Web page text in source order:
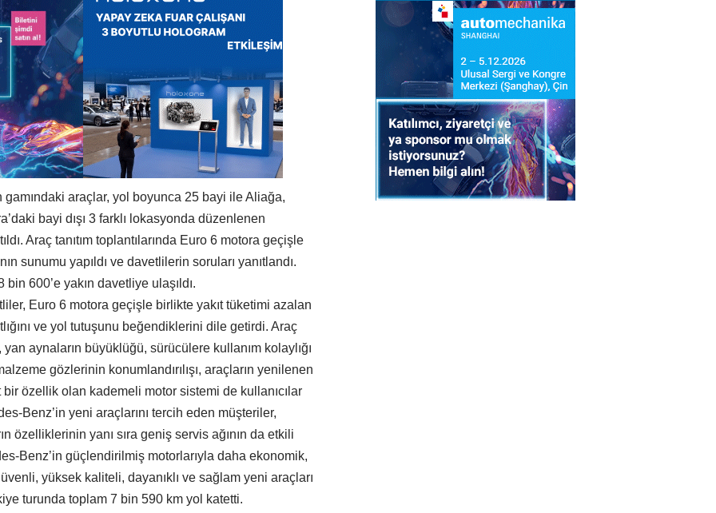
gamındaki araçlar, yol boyunca 25 bayi ile Aliağa,
bayi dışı 3 farklı lokasyonda düzenlenen
Araç tanıtım toplantılarında Euro 6 motora geçişle
sunumu yapıldı ve davetlilerin soruları yanıtlandı.
bin 600’e yakın davetliye ulaşıldı.
Euro 6 motora geçişle birlikte yakıt tüketimi azalan
ve yol tutuşunu beğendiklerini dile getirdi. Araç
yan aynaların büyüklüğü, sürücülere kullanım kolaylığı
gözlerinin konumlandırılışı, araçların yenilenen
özellik olan kademeli motor sistemi de kullanıcılar
Benz’in yeni araçlarını tercih eden müşteriler,
özelliklerinin yanı sıra geniş servis ağının da etkili
Benz’in güçlendirilmiş motorlarıyla daha ekonomik,
yüksek kaliteli, dayanıklı ve sağlam yeni araçları
turunda toplam 7 bin 590 km yol katetti.